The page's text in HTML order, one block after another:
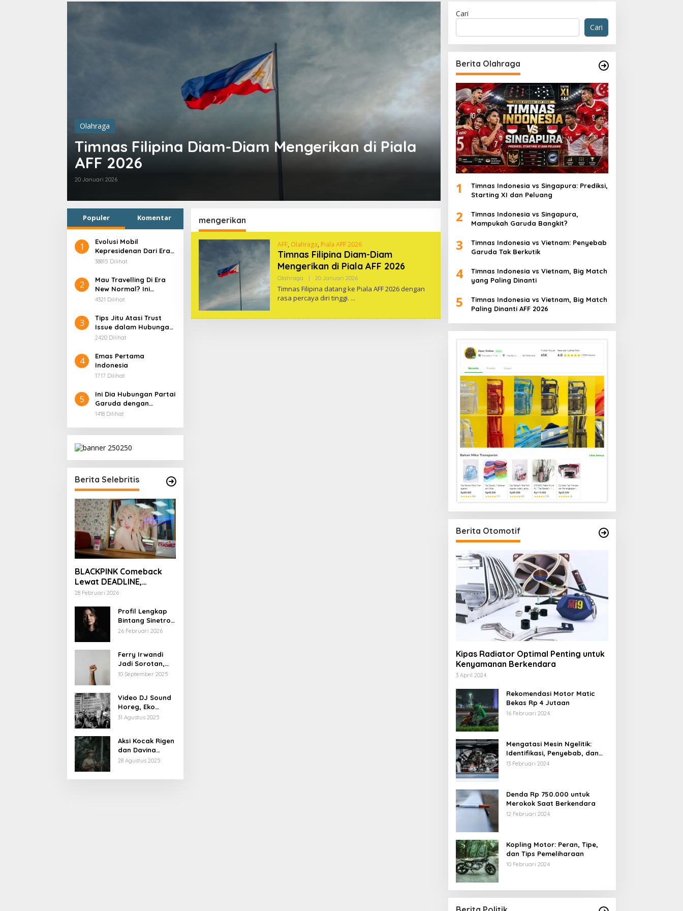
Olahraga
Timnas Filipina Diam-Diam Mengerikan di Piala
AFF 2026
20 Januari 2026
Populer Komentar
1
Evolusi Mobil
Kepresidenan Dari Era
Soekarno
38815 Dilihat
2
Mau Travelling Di Era
New Normal? Ini
Beberapa Hal Yang
Persiapkan!
4321 Dilihat
3
Tips Jitu Atasi Trust
Issue dalam Hubungan,
Dijamin Ampuh!
2420 Dilihat
4
Emas Pertama
Indonesia
1717 Dilihat
5
Ini Dia Hubungan Partai
Garuda dengan
Gerindra
1418 Dilihat
Berita Selebritis
BLACKPINK Comeback
Lewat DEADLINE,
YouTube Tembus 100
28 Februari 2026
Profil Lengkap
Bintang Sinetron
Mencintai Ipar
26 Februari 2026
Ferry Irwandi
Jadi Sorotan,
Begini Latar
10 September 2025
Video DJ Sound
Horeg, Eko
Patrio Buka
31 Agustus 2025
Aksi Kocak Rigen
dan Davina
Karamoy di Film
28 Agustus 2025
mengerikan
AFF, Olahraga, Piala AFF 2026
Timnas Filipina Diam-Diam
Mengerikan di Piala AFF 2026
Olahraga | 20 Januari 2026Oleh
Timnas Filipina datang ke Piala AFF 2026 dengan
rasa percaya diri tinggi.
Cari
Cari
Berita Olahraga
1
Timnas Indonesia vs Singapura: Prediksi,
Starting XI dan Peluang
2
Timnas Indonesia vs Singapura,
Mampukah Garuda Bangkit?
3
Timnas Indonesia vs Vietnam: Penyebab
Garuda Tak Berkutik
4
Timnas Indonesia vs Vietnam, Big Match
yang Paling Dinanti
5
Timnas Indonesia vs Vietnam, Big Match
Paling Dinanti AFF 2026
Berita Otomotif
Kipas Radiator Optimal Penting untuk
Kenyamanan Berkendara
3 April 2024
Rekomendasi Motor Matic
Bekas Rp 4 Jutaan
16 Februari 2024
Mengatasi Mesin Ngelitik:
Identifikasi, Penyebab, dan
Solusi
13 Februari 2024
Denda Rp 750.000 untuk
Merokok Saat Berkendara
12 Februari 2024
Kopling Motor: Peran, Tipe,
dan Tips Pemeliharaan
10 Februari 2024